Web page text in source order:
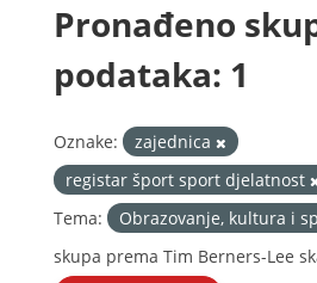
Pronađeno
podataka: 1
Oznake:
zajednica
registar šport sport djelatnost
Tema:
Obrazovanje, kultura i
skupa prema Tim Berners-Lee